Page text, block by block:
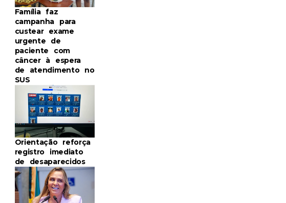
Família faz
campanha para
custear exame
urgente de
paciente com
câncer à espera
de atendimento no
SUS
Orientação reforça
registro imediato
de desaparecidos